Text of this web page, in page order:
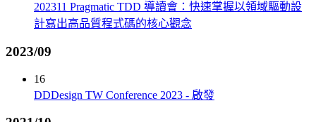
202311 Pragmatic TDD 導讀會：快速掌握以領域驅動設
計寫出高品質程式碼的核心觀念
2023/09
16
DDDesign TW Conference 2023 - 啟發